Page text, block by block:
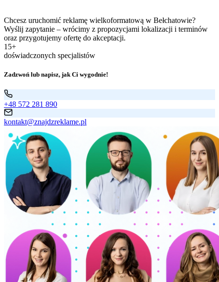
Chcesz uruchomić reklamę wielkoformatową w Bełchatowie?
Wyślij zapytanie – wrócimy z propozycjami lokalizacji i terminów
oraz przygotujemy ofertę do akceptacji.
15+
doświadczonych specjalistów
Zadzwoń lub napisz, jak Ci wygodnie!
+48 572 281 890
kontakt@znajdzreklame.pl